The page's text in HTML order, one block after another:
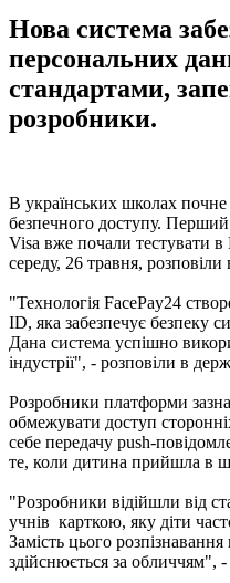
Нова система
персональних
стандартами,
розробники.
В українських школах
безпечного доступу.
Visa вже почали тестувати
середу, 26 травня, розповіли
"Технологія FacePay24
ID, яка забезпечує безпеку
Дана система успішно
індустрії", - розповіли в
Розробники платформи
обмежувати доступ
себе передачу push-
те, коли дитина прийшла в
"Розробники відійшли від
учнів карткою, яку діти
Замість цього
здійснюється за обличчям",